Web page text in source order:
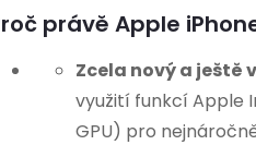
právě Apple
Zcela nový a ještě
využití funkcí Apple
GPU) pro